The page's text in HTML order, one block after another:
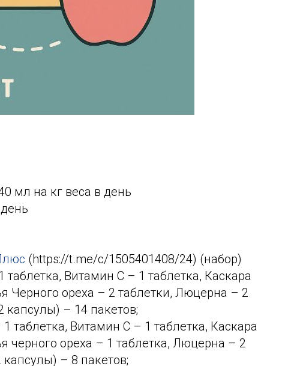
мл на кг веса в день
(https://t.me/c/1505401408/24) (набор)
Витамин С – 1 таблетка, Каскара
Черного ореха – 2 таблетки, Люцерна – 2
– 14 пакетов;
таблетка, Витамин С – 1 таблетка, Каскара
черного ореха – 1 таблетка, Люцерна – 2
– 8 пакетов;